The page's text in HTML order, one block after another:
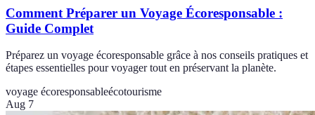
Comment Préparer un Voyage Écoresponsable :
Guide Complet
Préparez un voyage écoresponsable grâce à nos conseils pratiques et
étapes essentielles pour voyager tout en préservant la planète.
voyage écoresponsableécotourisme
Aug 7